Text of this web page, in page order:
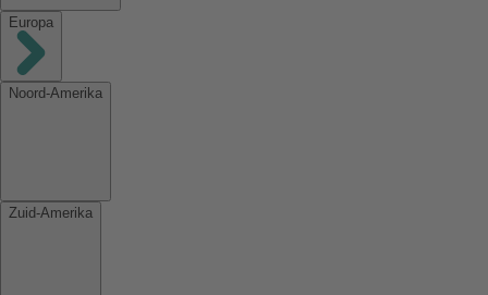
Europa
Noord-Amerika
Zuid-Amerika